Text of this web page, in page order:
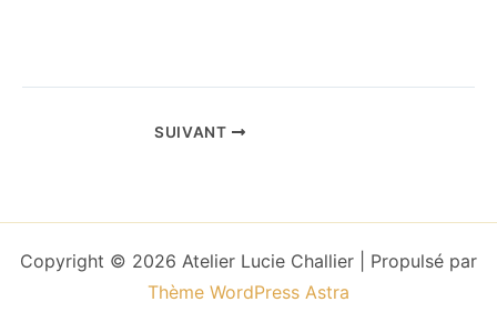
SUIVANT
Copyright © 2026 Atelier Lucie Challier | Propulsé par
Thème WordPress Astra